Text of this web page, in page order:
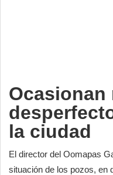
Ocasionan
la ciudad
El director del Oomapas
situación de los pozos, en